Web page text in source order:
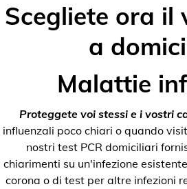
Scegliete ora il
a
Malattie
Proteggete voi stessi e i vostri
influenzali poco chiari o quando
nostri test PCR domiciliari
chiarimenti su un'infezione
corona o di test per altre infezioni